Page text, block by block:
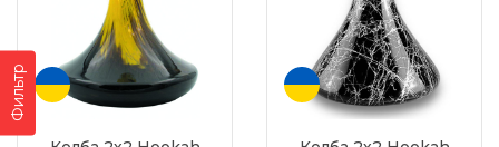
Фильтр